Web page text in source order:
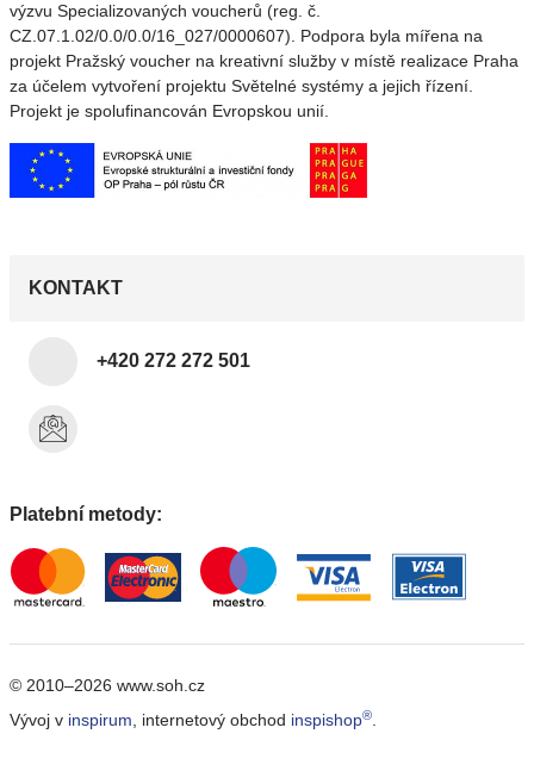
výzvu Specializovaných voucherů (reg. č.
CZ.07.1.02/0.0/0.0/16_027/0000607). Podpora byla mířena na
projekt Pražský voucher na kreativní služby v místě realizace Praha
za účelem vytvoření projektu Světelné systémy a jejich řízení.
Projekt je spolufinancován Evropskou unií.
KONTAKT
+420 272 272 501
Platební metody:
© 2010–2026 www.soh.cz
Vývoj v inspirum , internetový obchod inspishop®